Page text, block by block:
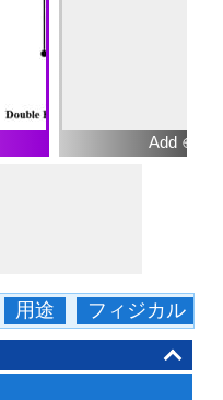
Add ⊕
用途 フィジカル